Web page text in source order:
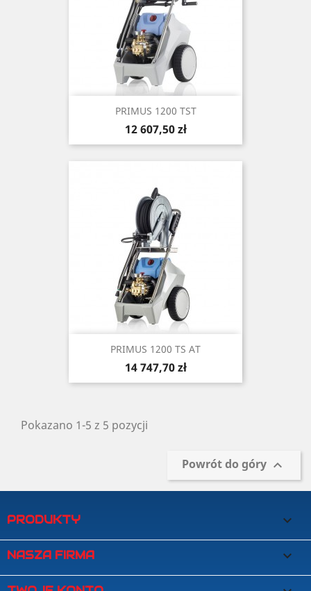
PRIMUS 1200 TST
Cena
12 607,50 zł
PRIMUS 1200 TS AT
Cena
14 747,70 zł
Pokazano 1-5 z 5 pozycji
Powrót do góry 
PRODUKTY 
NASZA FIRMA 